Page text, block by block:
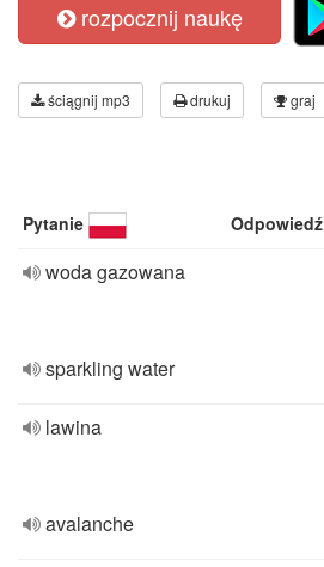
rozpocznij naukę
ściągnij mp3 drukuj graj
Pytanie Odpowiedź
woda gazowana
sparkling water
lawina
avalanche